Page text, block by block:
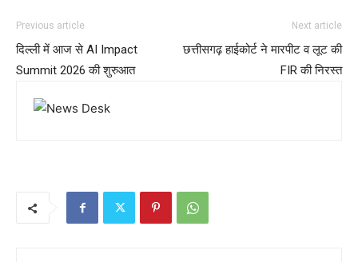
Previous article
दिल्ली में आज से AI Impact
Summit 2026 की शुरुआत
Next article
छत्तीसगढ़ हाईकोर्ट ने मारपीट व लूट की
FIR की निरस्त